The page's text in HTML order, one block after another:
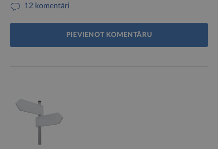
12 komentāri
PIEVIENOT KOMENTĀRU